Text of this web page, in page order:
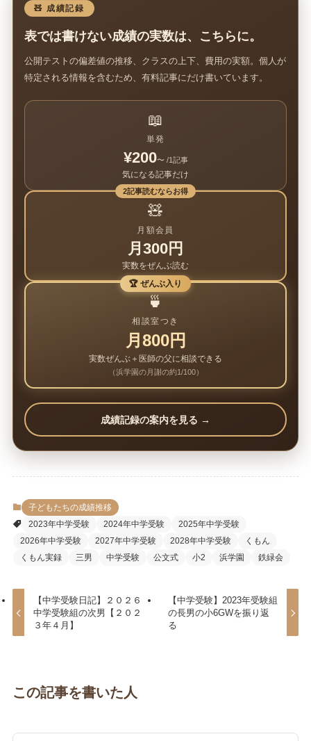
🧸 成績記録
表では書けない成績の実数は、こちらに。
公開テストの偏差値の推移、クラスの上下、費用の実額。個人が
特定される情報を含むため、有料記事にだけ書いています。
📖
単発
¥200〜 /1記事
気になる記事だけ
2記事読むならお得
🧸
月額会員
月300円
実数をぜんぶ読む
🏆 ぜんぶ入り
🍵
相談室つき
月800円
実数ぜんぶ＋医師の父に相談できる
（浜学園の月謝の約1/100）
成績記録の案内を見る →
子どもたちの成績推移
2023年中学受験
2024年中学受験
2025年中学受験
2026年中学受験
2027年中学受験 2028年中学受験
くもん
くもん実録
三男 中学受験 公文式 小2 浜学園 鉄緑会
【中学受験日記】２０２６
中学受験組の次男【２０２
３年４月】
【中学受験】2023年受験組
の長男の小6GWを振り返
る
この記事を書いた人